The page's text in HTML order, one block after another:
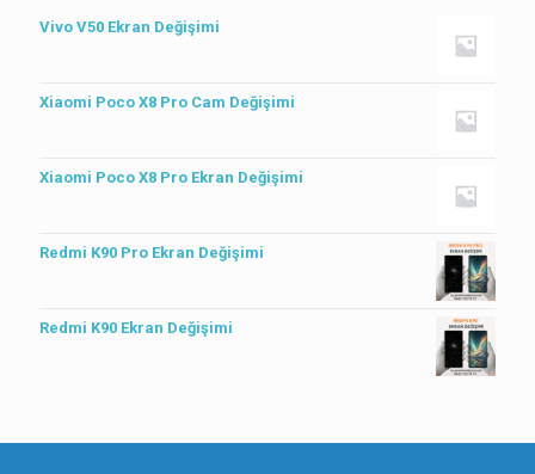
Vivo V50 Ekran Değişimi
Xiaomi Poco X8 Pro Cam Değişimi
Xiaomi Poco X8 Pro Ekran Değişimi
Redmi K90 Pro Ekran Değişimi
Redmi K90 Ekran Değişimi